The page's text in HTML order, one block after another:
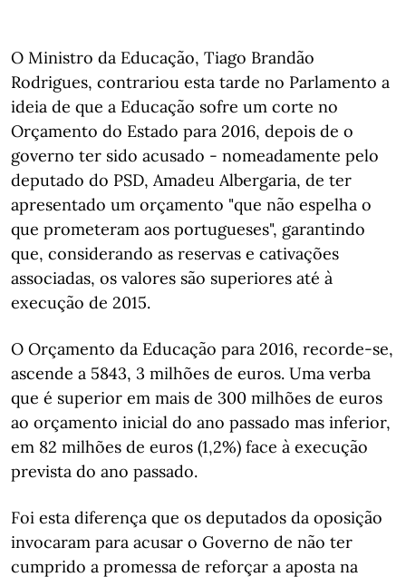
O Ministro da Educação, Tiago Brandão
Rodrigues, contrariou esta tarde no Parlamento a
ideia de que a Educação sofre um corte no
Orçamento do Estado para 2016, depois de o
governo ter sido acusado - nomeadamente pelo
deputado do PSD, Amadeu Albergaria, de ter
apresentado um orçamento "que não espelha o
que prometeram aos portugueses", garantindo
que, considerando as reservas e cativações
associadas, os valores são superiores até à
execução de 2015.
O Orçamento da Educação para 2016, recorde-se,
ascende a 5843, 3 milhões de euros. Uma verba
que é superior em mais de 300 milhões de euros
ao orçamento inicial do ano passado mas inferior,
em 82 milhões de euros (1,2%) face à execução
prevista do ano passado.
Foi esta diferença que os deputados da oposição
invocaram para acusar o Governo de não ter
cumprido a promessa de reforçar a aposta na